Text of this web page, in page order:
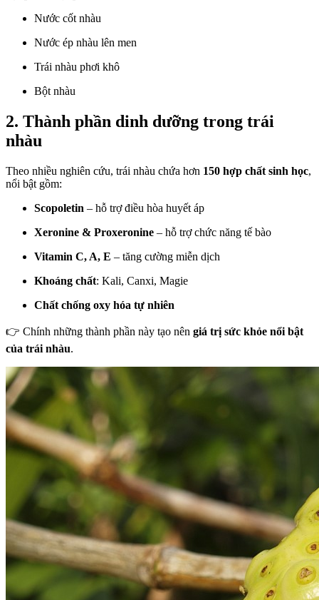
Nước cốt nhàu
Nước ép nhàu lên men
Trái nhàu phơi khô
Bột nhàu
2. Thành phần dinh dưỡng trong trái
nhàu
Theo nhiều nghiên cứu, trái nhàu chứa hơn 150 hợp chất sinh học,
nổi bật gồm:
Scopoletin – hỗ trợ điều hòa huyết áp
Xeronine & Proxeronine – hỗ trợ chức năng tế bào
Vitamin C, A, E – tăng cường miễn dịch
Khoáng chất: Kali, Canxi, Magie
Chất chống oxy hóa tự nhiên
👉 Chính những thành phần này tạo nên giá trị sức khỏe nổi bật
của trái nhàu.